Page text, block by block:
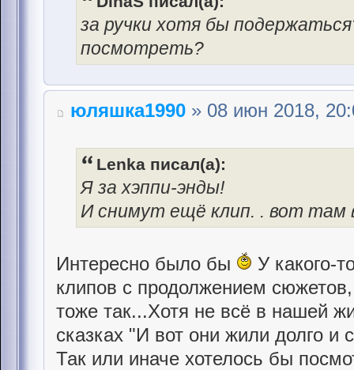
за ручки хотя бы
посмотреть?
юляшка1990 » 08 июн 2018,
Lenka писал(а):
Я за хэппи-энды!
И снимут ещё клип. . вот там
Интересно было бы
У какого-
клипов с продолжением
тоже так...Хотя не всё в нашей
сказках "И вот они жили долго и
Так или иначе хотелось бы